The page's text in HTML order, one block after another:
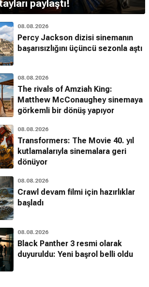
paylaştı!
08.08.2026
Percy Jackson dizisi sinemanın
başarısızlığını üçüncü sezonla aştı
08.08.2026
The rivals of Amziah King:
Matthew McConaughey sinemaya
görkemli bir dönüş yapıyor
08.08.2026
Transformers: The Movie 40. yıl
kutlamalarıyla sinemalara geri
dönüyor
08.08.2026
Crawl devam filmi için hazırlıklar
başladı
08.08.2026
Black Panther 3 resmi olarak
duyuruldu: Yeni başrol belli oldu